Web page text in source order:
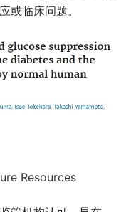
或临床问题。
Resources